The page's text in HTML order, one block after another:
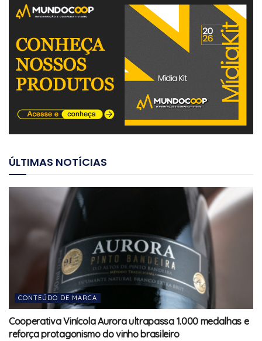
ÚLTIMAS NOTÍCIAS
CONTEÚDO DE MARCA
Cooperativa Vinícola Aurora ultrapassa 1.000 medalhas e
reforça protagonismo do vinho brasileiro